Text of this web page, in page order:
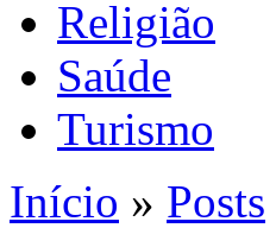
Religião
Saúde
Turismo
Início » Posts